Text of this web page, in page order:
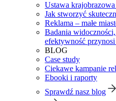
Ustawa
Jak stworzyć
Reklama – małe
Badania
efektywność
BLOG
Case study
Ciekawe kampanie
Ebooki i raporty
Sprawdź nasz blog